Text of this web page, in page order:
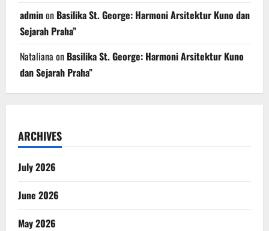
adminon Basilika St. George: Harmoni Arsitektur Kuno dan
Sejarah Praha”
Nataliana on Basilika St. George: Harmoni Arsitektur Kuno
dan Sejarah Praha”
ARCHIVES
July 2026
June 2026
May 2026